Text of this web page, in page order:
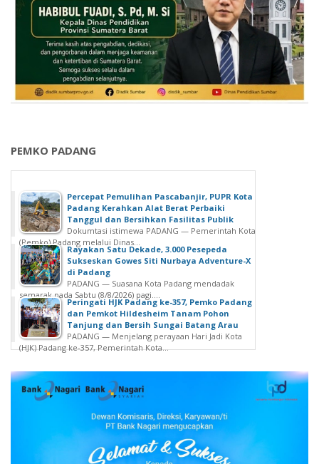
PEMKO PADANG
Percepat Pemulihan Pascabanjir, PUPR Kota
Padang Kerahkan Alat Berat Perbaiki
Tanggul dan Bersihkan Fasilitas Publik
Dokumtasi istimewa PADANG — Pemerintah Kota
(Pemko) Padang melalui Dinas...
Rayakan Satu Dekade, 3.000 Pesepeda
Sukseskan Gowes Siti Nurbaya Adventure-X
di Padang
PADANG — Suasana Kota Padang mendadak
semarak pada Sabtu (8/8/2026) pagi....
Peringati HJK Padang ke-357, Pemko Padang
dan Pemkot Hildesheim Tanam Pohon
Tanjung dan Bersih Sungai Batang Arau
PADANG — Menjelang perayaan Hari Jadi Kota
(HJK) Padang ke-357, Pemerintah Kota...